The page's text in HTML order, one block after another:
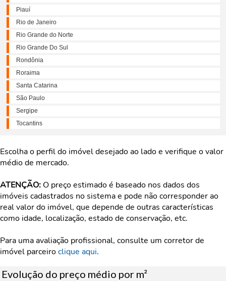
Piauí
Rio de Janeiro
Rio Grande do Norte
Rio Grande Do Sul
Rondônia
Roraima
Santa Catarina
São Paulo
Sergipe
Tocantins
Escolha o perfil do imóvel desejado ao lado e verifique o valor
médio de mercado.
ATENÇÃO: O preço estimado é baseado nos dados dos
imóveis cadastrados no sistema e pode não corresponder ao
real valor do imóvel, que depende de outras características
como idade, localização, estado de conservação, etc.
Para uma avaliação profissional, consulte um corretor de
imóvel parceiroclique aqui.
Evolução do preço médio por m²